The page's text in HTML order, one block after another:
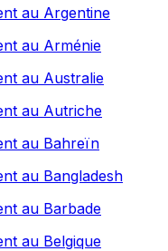
au Argentine
au Arménie
au Australie
au Autriche
au Bahreïn
au Bangladesh
au Barbade
au Belgique